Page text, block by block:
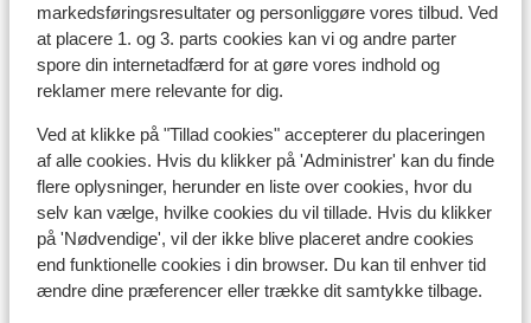
markedsføringsresultater og personliggøre vores tilbud. Ved
at placere 1. og 3. parts cookies kan vi og andre parter
spore din internetadfærd for at gøre vores indhold og
reklamer mere relevante for dig.
Ved at klikke på "Tillad cookies" accepterer du placeringen
af alle cookies. Hvis du klikker på 'Administrer' kan du finde
flere oplysninger, herunder en liste over cookies, hvor du
selv kan vælge, hvilke cookies du vil tillade. Hvis du klikker
på 'Nødvendige', vil der ikke blive placeret andre cookies
end funktionelle cookies i din browser. Du kan til enhver tid
ændre dine præferencer eller trække dit samtykke tilbage.
Afstand til skilift kohlmaisbahn: ca. 350 meter
Rolig beliggenhed
Liftkort/skileje/undervisning
Liftkort
Undervisning
Skileje